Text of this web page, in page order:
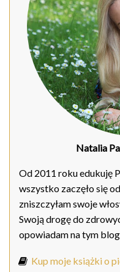
Natalia
Od 2011 roku edukuję
wszystko zaczęło się
zniszczyłam swoje
Swoją drogę do
opowiadam na tym
Kup moje książki o